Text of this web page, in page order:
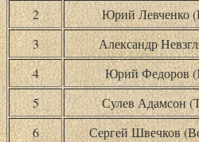
2
Юрий Левченко
3
Александр
4
Юрий Федоров
5
Сулев Адамсон
6
Сергей Швечков